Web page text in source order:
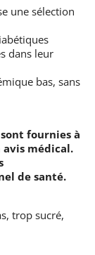
une sélection
dans leur
bas, sans
fournies à
médical.
de santé.
trop sucré,